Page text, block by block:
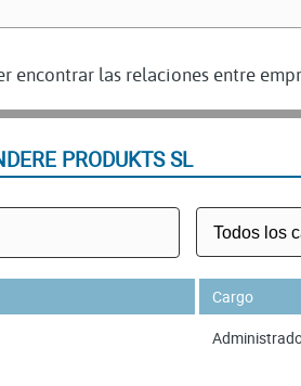
encontrar las relaciones entre
PRODUKTS SL
Cargo